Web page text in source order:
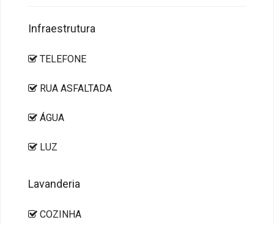
Infraestrutura
TELEFONE
RUA ASFALTADA
ÁGUA
LUZ
Lavanderia
COZINHA